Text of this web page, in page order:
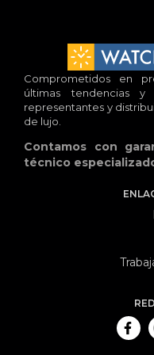
Comprometidos en
últimas tendencias
representantes y
de lujo.
Contamos con
técnico